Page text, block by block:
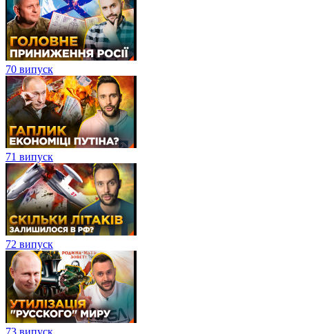
70 випуск
71 випуск
72 випуск
73 випуск